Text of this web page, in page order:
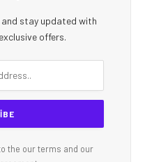
stay updated with
offers.
the our terms and our